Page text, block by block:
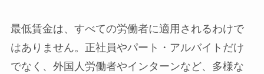
最低賃金は、すべての労働者に適用されるわけで
はありません。正社員やパート・アルバイトだけ
でなく、外国人労働者やインターンなど、多様な